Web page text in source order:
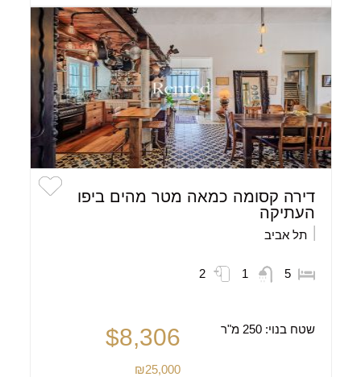
דירה קסומה כמאה מטר מהים ביפו
העתיקה
תל אביב
5
1
2
שטח בנוי:250 מ"ר $8,306
₪25,000